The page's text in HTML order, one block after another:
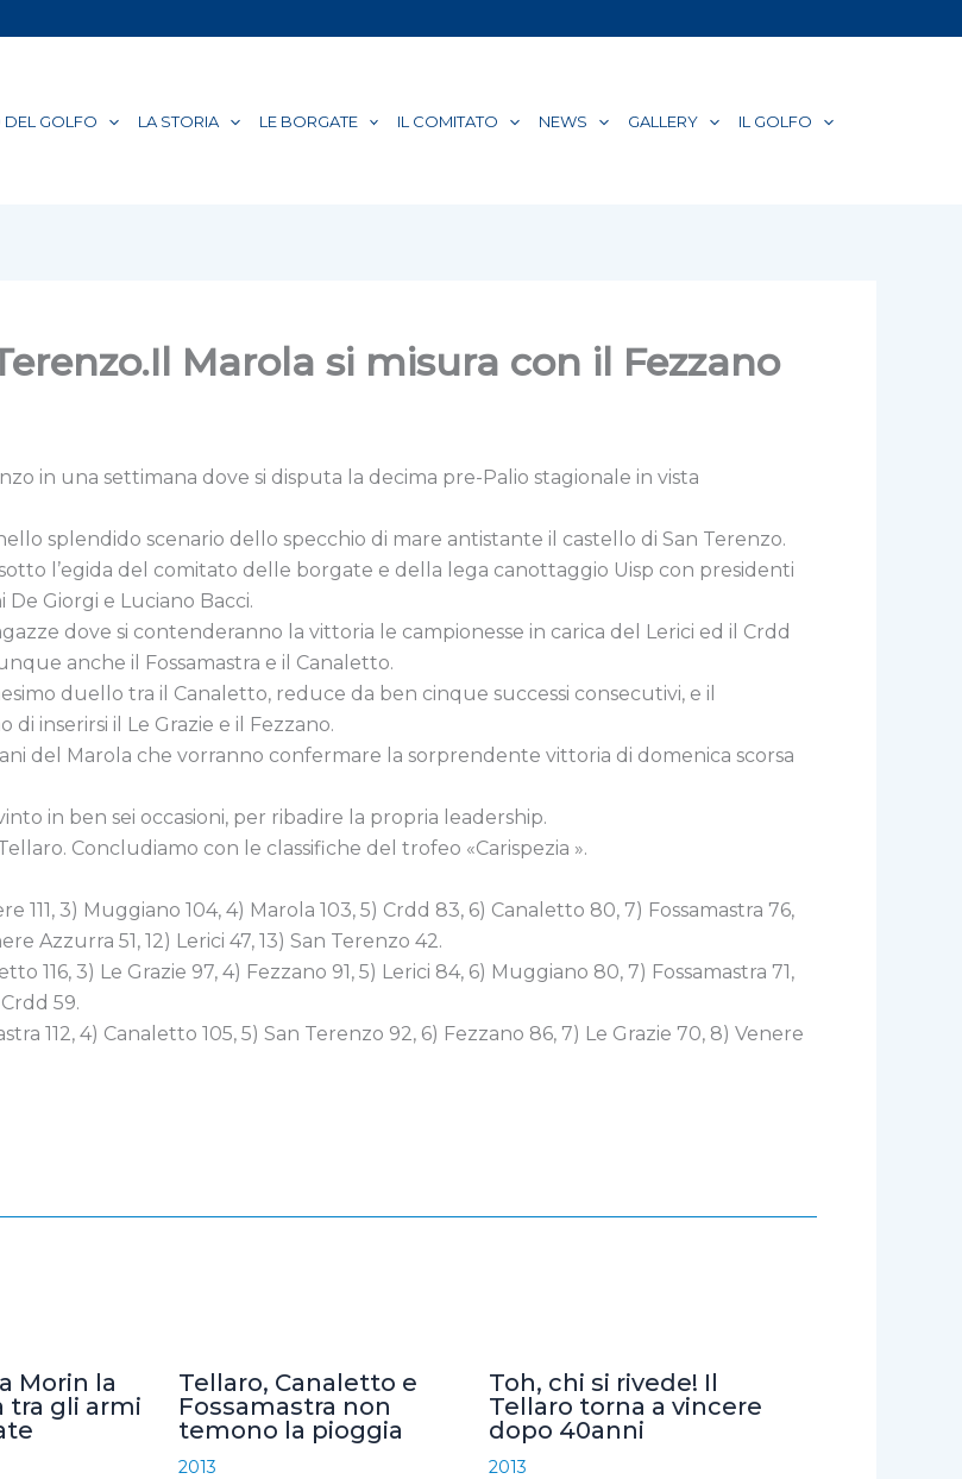
DEL GOLFO LA STORIA LE BORGATE IL COMITATO NEWS GALLERY IL GOLFO
Marola si misura con il Fezzano
in una settimana dove si disputa la decima pre-Palio stagionale in vista
splendido scenario dello specchio di mare antistante il castello di San Terenzo.
l’egida del comitato delle borgate e della lega canottaggio Uisp con presidenti
De Giorgi e Luciano Bacci.
dove si contenderanno la vittoria le campionesse in carica del Lerici ed il Crdd
anche il Fossamastra e il Canaletto.
duello tra il Canaletto, reduce da ben cinque successi consecutivi, e il
inserirsi il Le Grazie e il Fezzano.
del Marola che vorranno confermare la sorprendente vittoria di domenica scorsa
in ben sei occasioni, per ribadire la propria leadership.
Concludiamo con le classifiche del trofeo «Carispezia ».
111, 3) Muggiano 104, 4) Marola 103, 5) Crdd 83, 6) Canaletto 80, 7) Fossamastra 76,
Azzurra 51, 12) Lerici 47, 13) San Terenzo 42.
116, 3) Le Grazie 97, 4) Fezzano 91, 5) Lerici 84, 6) Muggiano 80, 7) Fossamastra 71,
59.
112, 4) Canaletto 105, 5) San Terenzo 92, 6) Fezzano 86, 7) Le Grazie 70, 8) Venere
Morin la
tra gli armi
Tellaro, Canaletto e
Fossamastra non
temono la pioggia
2013
Toh, chi si rivede! Il
Tellaro torna a vincere
dopo 40anni
2013